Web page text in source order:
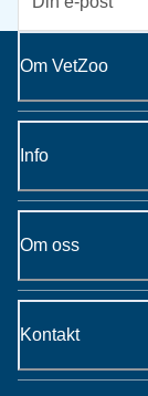
Om VetZoo
Info
Om oss
Kontakt